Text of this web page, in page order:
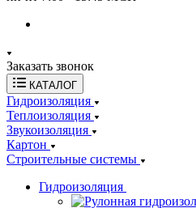
Заказать звонок
КАТАЛОГ
Гидроизоляция
Теплоизоляция
Звукоизоляция
Картон
Строительные системы
Гидроизоляция